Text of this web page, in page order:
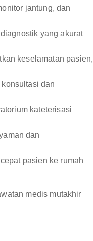
jantung, dan
yang akurat
keselamatan pasien,
dan
kateterisasi
dan
pasien ke rumah
medis mutakhir